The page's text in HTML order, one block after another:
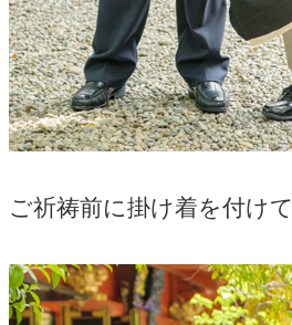
ご祈祷前に掛け着を付けて